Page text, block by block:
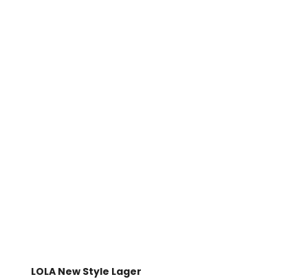
LOLA New Style Lager